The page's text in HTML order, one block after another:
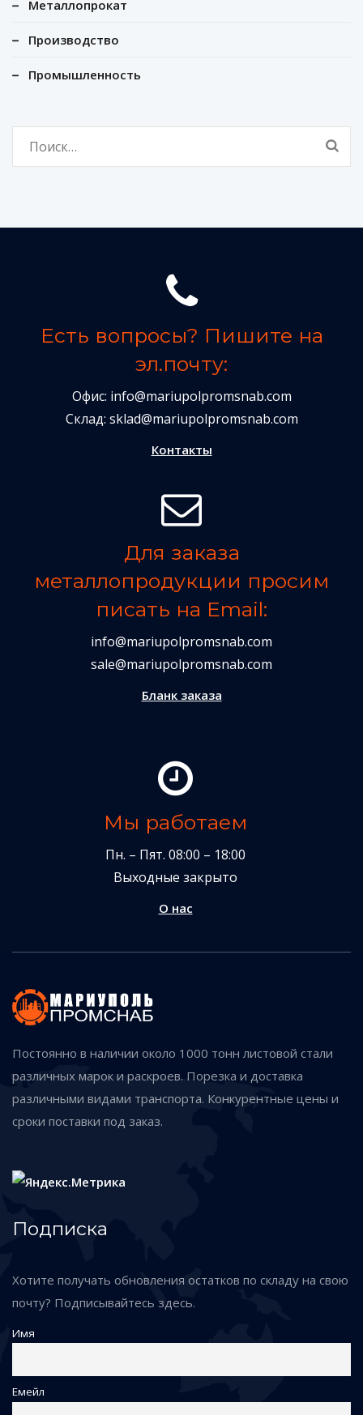
Металлопрокат
Производство
Промышленность
Есть вопросы? Пишите на
эл.почту:
Офис: info@mariupolpromsnab.com
Склад: sklad@mariupolpromsnab.com
Контакты
Для заказа
металлопродукции просим
писать на Email:
info@mariupolpromsnab.com
sale@mariupolpromsnab.com
Бланк заказа
Мы работаем
Пн. – Пят. 08:00 – 18:00
Выходные закрыто
О нас
Постоянно в наличии около 1000 тонн листовой стали
различных марок и раскроев. Порезка и доставка
различными видами транспорта. Конкурентные цены и
сроки поставки под заказ.
Подписка
Хотите получать обновления остатков по складу на свою
почту? Подписывайтесь здесь.
Имя
Емейл